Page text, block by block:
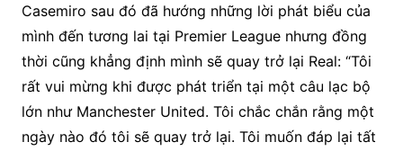
Casemiro sau đó đã hướng những lời phát biểu của
mình đến tương lai tại Premier League nhưng đồng
thời cũng khẳng định mình sẽ quay trở lại Real: “Tôi
rất vui mừng khi được phát triển tại một câu lạc bộ
lớn như Manchester United. Tôi chắc chắn rằng một
ngày nào đó tôi sẽ quay trở lại. Tôi muốn đáp lại tất